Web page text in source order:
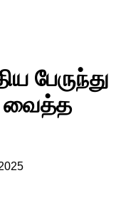
பேருந்து
வைத்த